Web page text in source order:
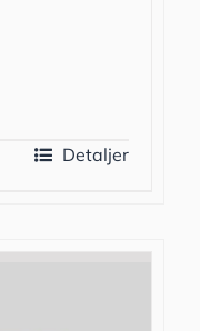
Detaljer